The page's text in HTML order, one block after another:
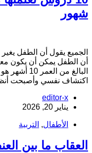
يقول أن الطفل يغير
الطفل يمكن أن يكون
البالغ من
نفسي وأصبحت
editor-x
يناير 20, 2026
الأطفال,التربية
ما بين